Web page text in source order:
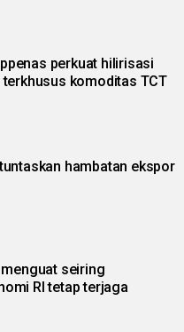
perkuat hilirisasi
komoditas TCT
hambatan ekspor
seiring
RI tetap terjaga